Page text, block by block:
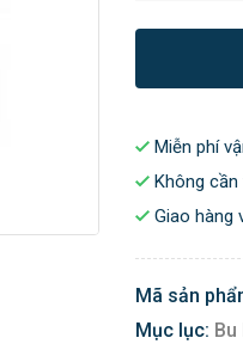
Miễn phí
Không
Giao hàng
Mã sản
Mục lục: Bu